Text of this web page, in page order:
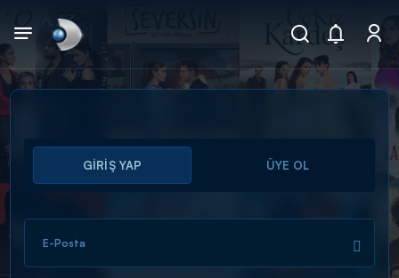
Arama
ARAMA SONUÇLARI
GİRİŞ YAP ÜYE OL
E-Posta